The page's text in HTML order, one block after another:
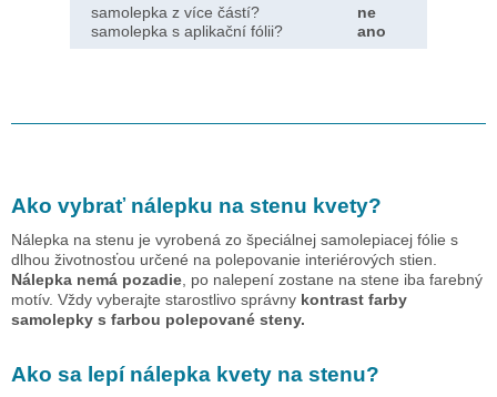
samolepka z více částí?
ne
samolepka s aplikační fólii?
ano
Ako vybrať nálepku na stenu kvety?
Nálepka na stenu je vyrobená zo špeciálnej samolepiacej fólie s
dlhou životnosťou určené na polepovanie interiérových stien.
Nálepka nemá pozadie , po nalepení zostane na stene iba farebný
motív. Vždy vyberajte starostlivo správny kontrast farby
samolepky s farbou polepované steny.
Ako sa lepí nálepka kvety na stenu?